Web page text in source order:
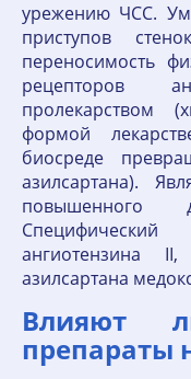
урежению ЧСС.
приступов
переносимость
рецепторов
пролекарством
формой
биосреде
азилсартана).
повышенного
ангиотензина
азилсартана
Влияют
препараты